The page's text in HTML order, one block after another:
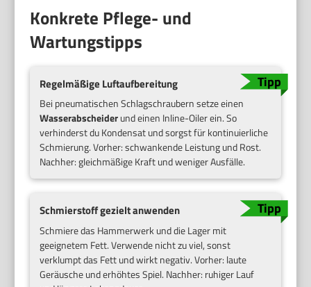
Konkrete Pflege- und
Wartungstipps
Regelmäßige Luftaufbereitung
Bei pneumatischen Schlagschraubern setze einen
Wasserabscheiderund einen Inline-Oiler ein. So
verhinderst du Kondensat und sorgst für kontinuierliche
Schmierung. Vorher: schwankende Leistung und Rost.
Nachher: gleichmäßige Kraft und weniger Ausfälle.
Schmierstoff gezielt anwenden
Schmiere das Hammerwerk und die Lager mit
geeignetem Fett. Verwende nicht zu viel, sonst
verklumpt das Fett und wirkt negativ. Vorher: laute
Geräusche und erhöhtes Spiel. Nachher: ruhiger Lauf